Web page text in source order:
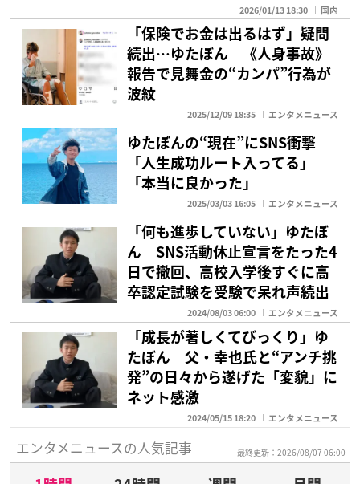
2026/01/13 18:30 国内
「保険でお金は出るはず」疑問
続出…ゆたぼん 《人身事故》
報告で見舞金の“カンパ”行為が
波紋
2025/12/09 18:35 エンタメニュース
ゆたぼんの“現在”にSNS衝撃
「人生成功ルート入ってる」
「本当に良かった」
2025/03/03 16:05 エンタメニュース
「何も進歩していない」ゆたぼ
ん SNS活動休止宣言をたった4
日で撤回、高校入学後すぐに高
卒認定試験を受験で呆れ声続出
2024/08/03 06:00 エンタメニュース
「成長が著しくてびっくり」ゆ
たぼん 父・幸也氏と“アンチ挑
発”の日々から遂げた「変貌」に
ネット感激
2024/05/15 18:20 エンタメニュース
エンタメニュースの人気記事 最終更新：2026/08/07 06:00